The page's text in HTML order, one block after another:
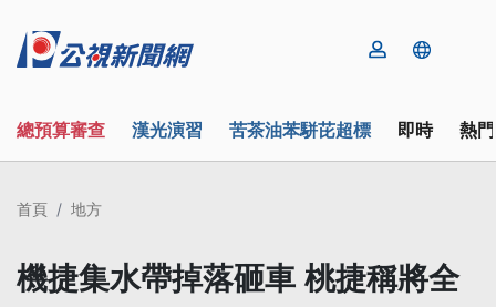
總預算審查 漢光演習 苦茶油苯駢芘超標 即時 熱
首頁 地方
機捷集水帶掉落砸車 桃捷稱將全